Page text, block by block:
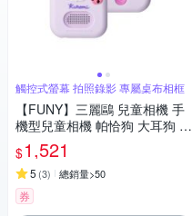
觸控式螢幕 拍照錄影 專屬桌布相框
【FUNY】三麗鷗 兒童相機 手
機型兒童相機 帕恰狗 大耳狗 酷
洛米
$1,521
5 (3) 總銷量>50
券